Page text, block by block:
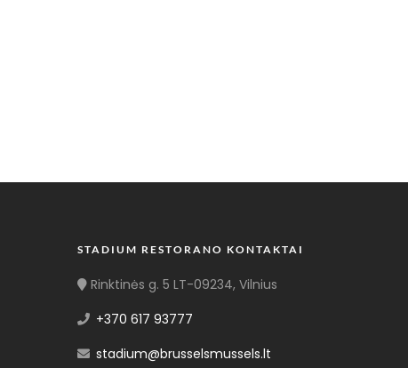
STADIUM RESTORANO KONTAKTAI
Rinktinės g. 5 LT-09234, Vilnius
+370 617 93777
stadium@brusselsmussels.lt